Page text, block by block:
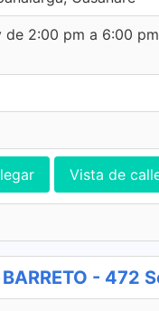
de 2:00 pm a 6:00 pm
Vista de
BARRETO - 472